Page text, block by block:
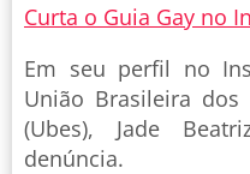
Curta o Guia Gay no
Em seu perfil no
União Brasileira dos
(Ubes), Jade
denúncia.